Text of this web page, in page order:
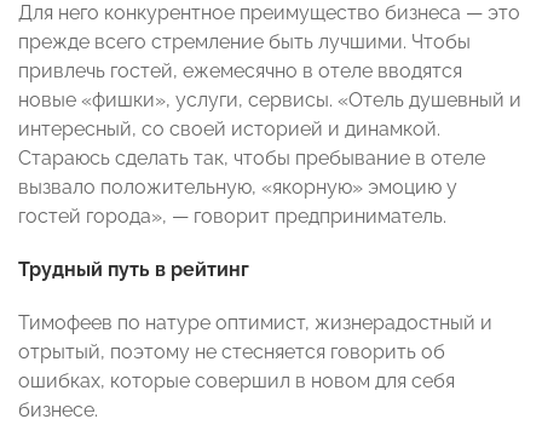
Для него конкурентное преимущество бизнеса — это
прежде всего стремление быть лучшими. Чтобы
привлечь гостей, ежемесячно в отеле вводятся
новые «фишки», услуги, сервисы. «Отель душевный и
интересный, со своей историей и динамкой.
Стараюсь сделать так, чтобы пребывание в отеле
вызвало положительную, «якорную» эмоцию у
гостей города», — говорит предприниматель.
Трудный путь в рейтинг
Тимофеев по натуре оптимист, жизнерадостный и
отрытый, поэтому не стесняется говорить об
ошибках, которые совершил в новом для себя
бизнесе.